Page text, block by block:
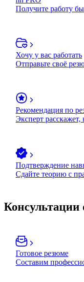
Получите работу
Хочу у вас работать
Отправьте своё
Рекомендация по
Эксперт расскажет,
Подтверждение
Сдайте теорию с
Консультации
Готовое резюме
Составим